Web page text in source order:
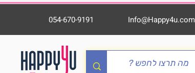
054-670-9191 Info@Happy4u.com